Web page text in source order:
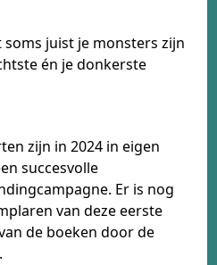
juist je monsters zijn
én je donkerste
zijn in 2024 in eigen
succesvolle
Er is nog
van deze eerste
de boeken door de